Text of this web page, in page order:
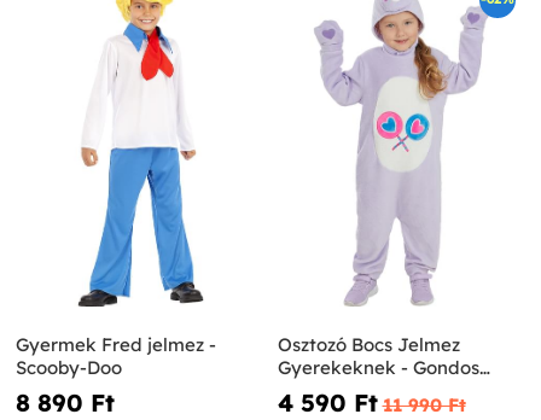
Gyermek Fred jelmez -
Scooby-Doo
8 890 Ft‎
Osztozó Bocs Jelmez
Gyerekeknek - Gondos
Bocsok
4 590 Ft‎ 11 990 Ft‎